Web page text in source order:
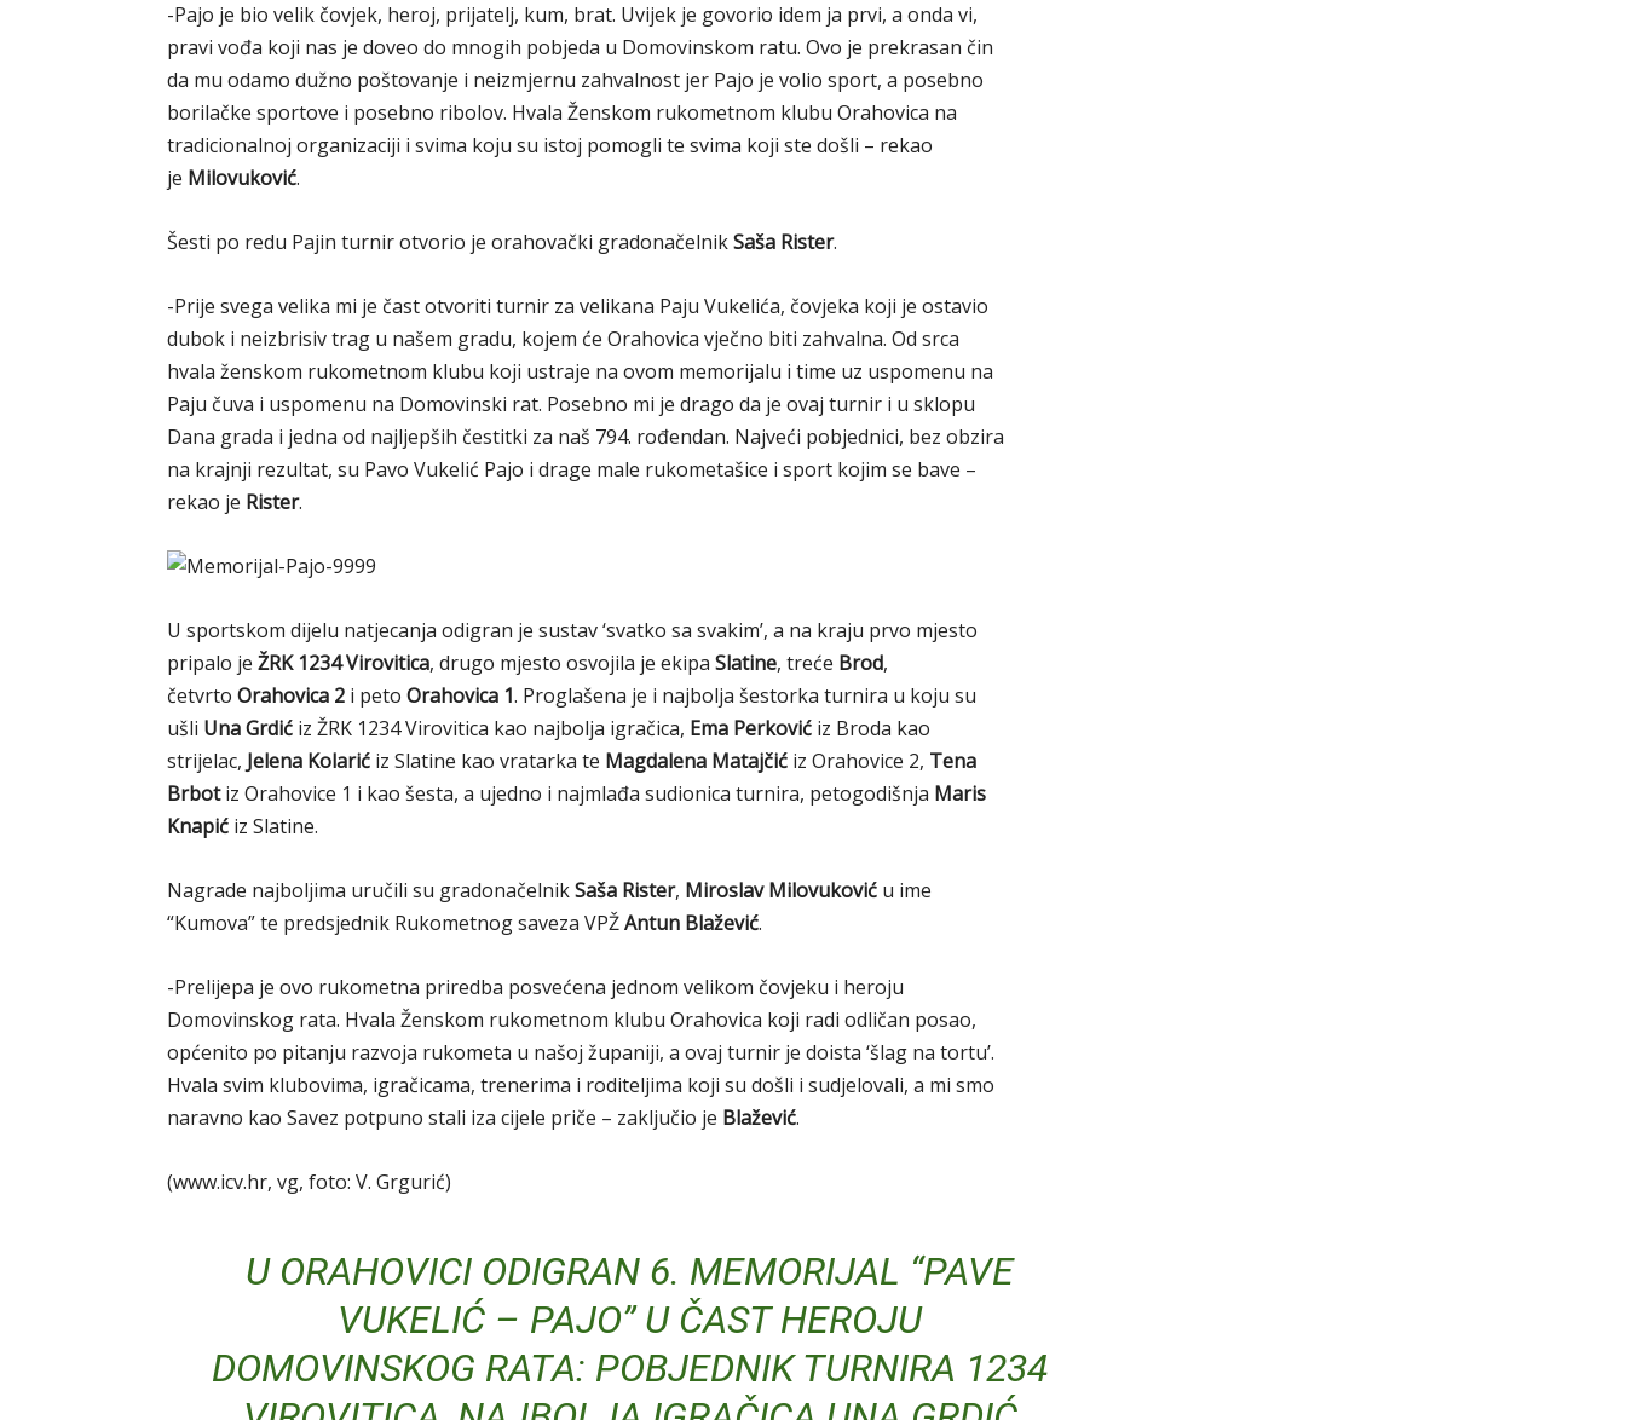
-Pajo je bio velik čovjek, heroj, prijatelj, kum, brat. Uvijek je govorio idem ja prvi, a onda vi,
pravi vođa koji nas je doveo do mnogih pobjeda u Domovinskom ratu. Ovo je prekrasan čin
da mu odamo dužno poštovanje i neizmjernu zahvalnost jer Pajo je volio sport, a posebno
borilačke sportove i posebno ribolov. Hvala Ženskom rukometnom klubu Orahovica na
tradicionalnoj organizaciji i svima koju su istoj pomogli te svima koji ste došli – rekao
je Milovuković.
Šesti po redu Pajin turnir otvorio je orahovački gradonačelnikSaša Rister.
-Prije svega velika mi je čast otvoriti turnir za velikana Paju Vukelića, čovjeka koji je ostavio
dubok i neizbrisiv trag u našem gradu, kojem će Orahovica vječno biti zahvalna. Od srca
hvala ženskom rukometnom klubu koji ustraje na ovom memorijalu i time uz uspomenu na
Paju čuva i uspomenu na Domovinski rat. Posebno mi je drago da je ovaj turnir i u sklopu
Dana grada i jedna od najljepših čestitki za naš 794. rođendan. Najveći pobjednici, bez obzira
na krajnji rezultat, su Pavo Vukelić Pajo i drage male rukometašice i sport kojim se bave –
rekao je Rister.
U sportskom dijelu natjecanja odigran je sustav ‘svatko sa svakim’, a na kraju prvo mjesto
pripalo je ŽRK 1234 Virovitica, drugo mjesto osvojila je ekipa Slatine, treće Brod,
četvrto Orahovica 2 i peto Orahovica 1. Proglašena je i najbolja šestorka turnira u koju su
ušli Una Grdić iz ŽRK 1234 Virovitica kao najbolja igračica, Ema Perković iz Broda kao
strijelac, Jelena Kolarić iz Slatine kao vratarka te Magdalena Matajčić iz Orahovice 2, Tena
Brbotiz Orahovice 1 i kao šesta, a ujedno i najmlađa sudionica turnira, petogodišnja Maris
Knapić iz Slatine.
Nagrade najboljima uručili su gradonačelnikSaša Rister, Miroslav Milovuković u ime
“Kumova” te predsjednik Rukometnog saveza VPŽAntun Blažević.
-Prelijepa je ovo rukometna priredba posvećena jednom velikom čovjeku i heroju
Domovinskog rata. Hvala Ženskom rukometnom klubu Orahovica koji radi odličan posao,
općenito po pitanju razvoja rukometa u našoj županiji, a ovaj turnir je doista ‘šlag na tortu’.
Hvala svim klubovima, igračicama, trenerima i roditeljima koji su došli i sudjelovali, a mi smo
naravno kao Savez potpuno stali iza cijele priče – zaključio je Blažević.
(www.icv.hr, vg, foto: V. Grgurić)
U ORAHOVICI ODIGRAN 6. MEMORIJAL “PAVE
VUKELIĆ – PAJO” U ČAST HEROJU
DOMOVINSKOG RATA: POBJEDNIK TURNIRA 1234